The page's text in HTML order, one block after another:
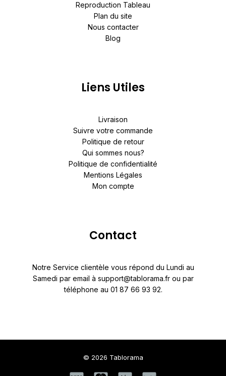
Reproduction Tableau
Plan du site
Nous contacter
Blog
Liens Utiles
Livraison
Suivre votre commande
Politique de retour
Qui sommes nous?
Politique de confidentialité
Mentions Légales
Mon compte
Contact
Notre Service clientèle vous répond du Lundi au
Samedi par email à support@tablorama.fr ou par
téléphone au 01 87 66 93 92.
© 2026 Tablorama